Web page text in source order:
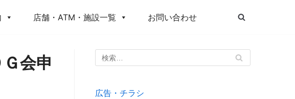
店舗・ATM・施設一覧 お問い合わせ
会申
広告・チラシ